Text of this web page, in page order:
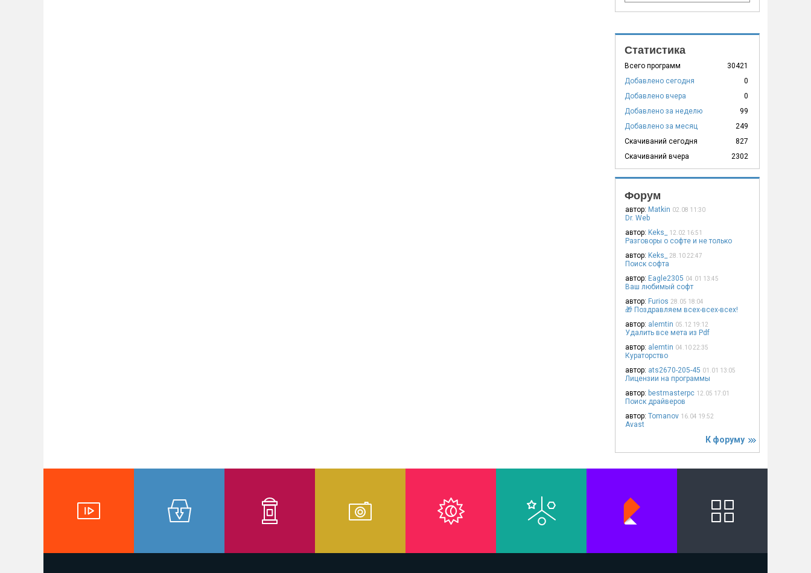
Статистика
Всего программ
30421
Добавлено сегодня
0
Добавлено вчера
0
Добавлено за неделю
99
Добавлено за месяц
249
Скачиваний сегодня
827
Скачиваний вчера
2302
Форум
автор: Matkin 02.08 11:30
Dr. Web
автор: Keks_ 12.02 16:51
Разговоры о софте и не только
автор: Keks_ 28.10 22:47
Поиск софта
автор: Eagle2305 04.01 13:45
Ваш любимый софт
автор: Furios 28.05 18:04
🎁 Поздравляем всех-всех-всех!
автор: alemtin 05.12 19:12
Удалить все мета из Pdf
автор: alemtin 04.10 22:35
Кураторство
автор: ats2670-205-45 01.01 13:05
Лицензии на программы
автор: bestmasterpc 12.05 17:01
Поиск драйверов
автор: Tomanov 16.04 19:52
Avast
К форуму